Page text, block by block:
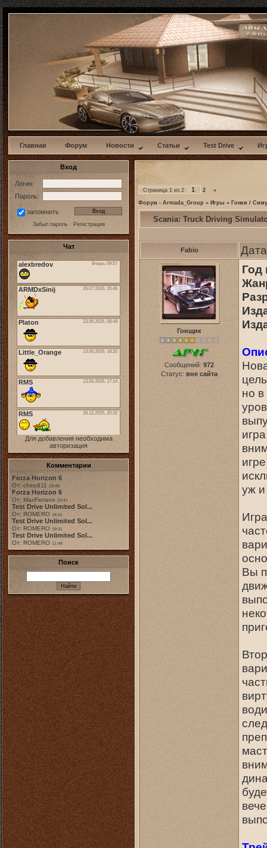
w
Главная Форум Новости Статьи Test Drive
Вход
Логин:
Пароль:
запомнить
Забыл пароль· Регистрация
Чат
Для добавления необходима
авторизация
Комментарии
Forza Horizon 6
От: chep811 19:48
Forza Horizon 6
От: MaxFiorano 23:47
Test Drive Unlimited Sol...
От: ROMERO 18:31
Test Drive Unlimited Sol...
От: ROMERO 19:31
Test Drive Unlimited Sol...
От: ROMERO 11:49
Поиск
Страница 1 из 2 1 2 »
Форум - Armada_Group » Игры » Гонки /
Scania: Truck Driving
Fabio
Гонщик
Сообщений: 972
Статус: вне сайта
Год
но в
уж и
Вы